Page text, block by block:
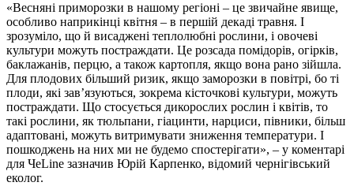
«Весняні приморозки в нашому регіоні – це звичайне явище,
особливо наприкінці квітня – в першій декаді травня. І
зрозуміло, що й висаджені теплолюбні рослини, і овочеві
культури можуть постраждати. Це розсада помідорів, огірків,
баклажанів, перцю, а також картопля, якщо вона рано зійшла.
Для плодових більший ризик, якщо заморозки в повітрі, бо ті
плоди, які зав’язуються, зокрема кісточкові культури, можуть
постраждати. Що стосується дикорослих рослин і квітів, то
такі рослини, як тюльпани, гіацинти, нарциси, півники, більш
адаптовані, можуть витримувати зниження температури. І
пошкоджень на них ми не будемо спостерігати», – у коментарі
для ЧеLine зазначив Юрій Карпенко, відомий чернігівський
еколог.